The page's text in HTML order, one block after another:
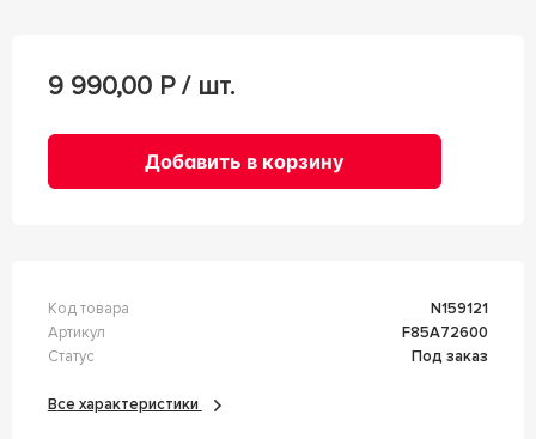
9 990,00 Р / шт.
Добавить в корзину
Код товара
n159121
Артикул
F85A72600
Статус
Под заказ
Все характеристики